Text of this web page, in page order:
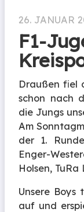
26. JANUAR
F1-
Draußen fiel
schon nach
die Jungs
Am
der 1.
Enger-
Holsen,
Unsere
auf und